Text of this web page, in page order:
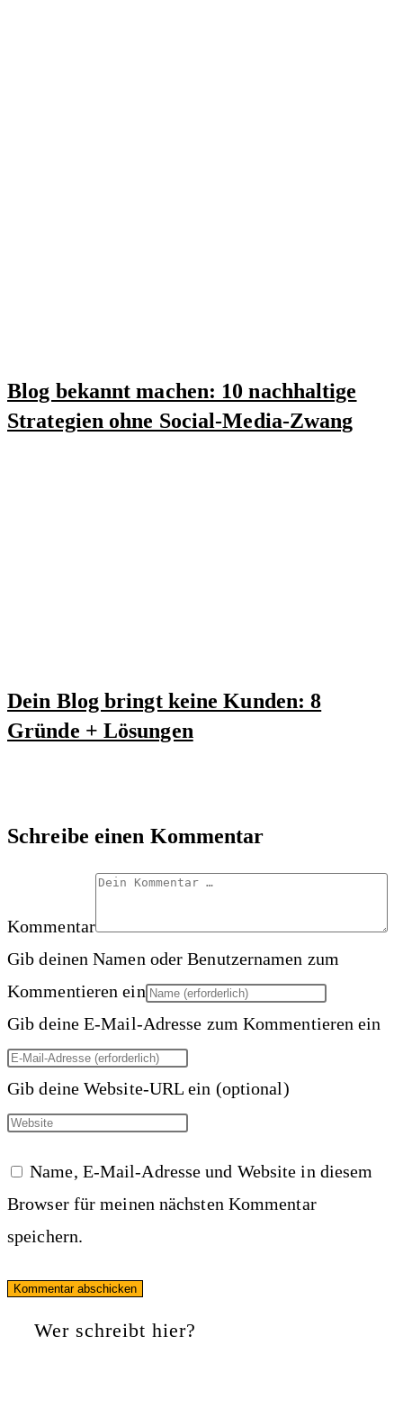
Blog bekannt machen: 10 nachhaltige
Strategien ohne Social-Media-Zwang
Dein Blog bringt keine Kunden: 8
Gründe + Lösungen
Schreibe einen Kommentar
Kommentar
Gib deinen Namen oder Benutzernamen zum
Kommentieren ein
Gib deine E-Mail-Adresse zum Kommentieren ein
Gib deine Website-URL ein (optional)
Name, E-Mail-Adresse und Website in diesem
Browser für meinen nächsten Kommentar
speichern.
Wer schreibt hier?